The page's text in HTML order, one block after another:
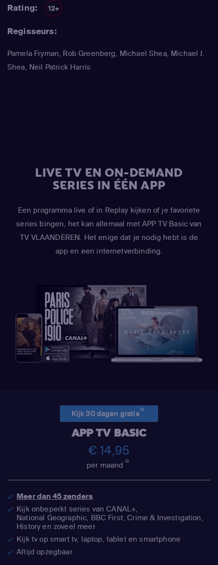
Jasmine)
Spencer Pratt
Rating: 12+
Regisseurs:
Pamela Fryman, Rob Greenberg, Michael Shea, Michael J.
Shea, Neil Patrick Harris
LIVE TV EN ON-DEMAND
SERIES IN ÉÉN APP
Een programma live of in Replay kijken of je favoriete
series bingen, het kan allemaal met APP TV Basic van
TV VLAANDEREN. Het enige dat je nodig hebt is de
app en een internetverbinding.
Kijk 30 dagen gratis(1)
APP TV BASIC
€ 14,95
per maand(2)
Meer dan 45 zenders
Kijk onbeperkt series van CANAL+,
National Geographic, BBC First, Crime & Investigation,
History en zoveel meer
Kijk tv op smart tv, laptop, tablet en smartphone
Altijd opzegbaar